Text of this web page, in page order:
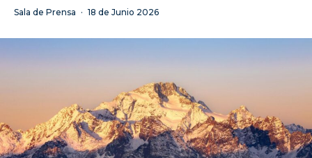
Sala de Prensa · 18 de Junio 2026